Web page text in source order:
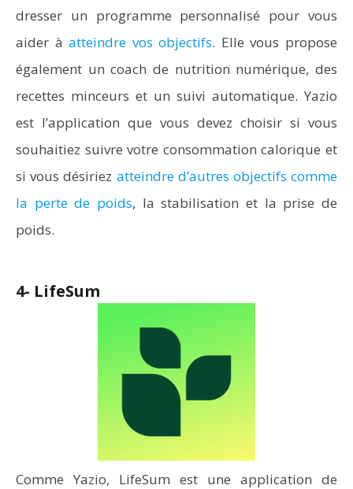
dresser un programme personnalisé pour vous
aider àatteindre vos objectifs. Elle vous propose
également un coach de nutrition numérique, des
recettes minceurs et un suivi automatique. Yazio
est l’application que vous devez choisir si vous
souhaitiez suivre votre consommation calorique et
si vous désiriez atteindre d’autres objectifs comme
la perte de poids, la stabilisation et la prise de
poids.
4- LifeSum
Comme Yazio, LifeSum est une application de